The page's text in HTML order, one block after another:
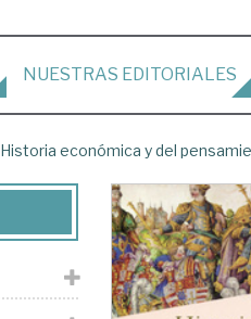
NUESTRAS EDITORIALES
Historia económica y del